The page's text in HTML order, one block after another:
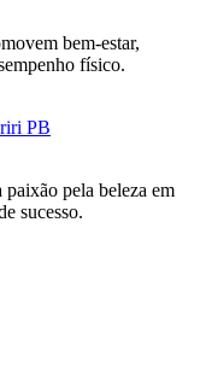
bem-estar,
físico.
pela beleza em
sucesso.